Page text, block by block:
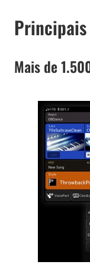
Mais de